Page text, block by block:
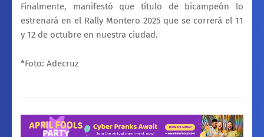
Finalmente, manifestó que título de bicampeón lo
estrenará en el Rally Montero 2025 que se correrá el 11
y 12 de octubre en nuestra ciudad.
*Foto: Adecruz